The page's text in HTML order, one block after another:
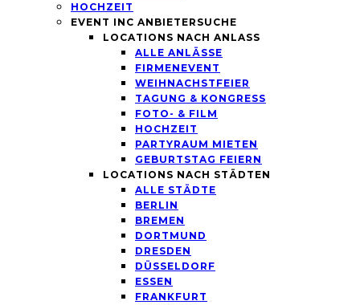
HOCHZEIT
EVENT INC ANBIETERSUCHE
LOCATIONS NACH ANLASS
ALLE ANLÄSSE
FIRMENEVENT
WEIHNACHSTFEIER
TAGUNG & KONGRESS
FOTO- & FILM
HOCHZEIT
PARTYRAUM MIETEN
GEBURTSTAG FEIERN
LOCATIONS NACH STÄDTEN
ALLE STÄDTE
BERLIN
BREMEN
DORTMUND
DRESDEN
DÜSSELDORF
ESSEN
FRANKFURT